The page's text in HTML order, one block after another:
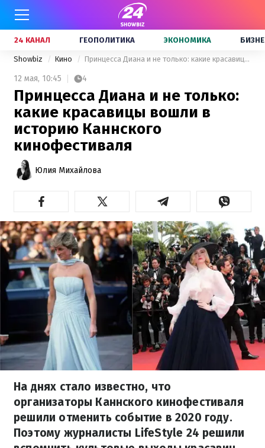
24 КАНАЛ ГЕОПОЛИТИКА ЭКОНОМИКА
Showbiz Кино Принцесса Диана и не только: какие красавицы вошли в историю Каннского кинофестиваля
12 мая, 10:45 4
Принцесса Диана и не только:
какие красавицы вошли в
историю Каннского
кинофестиваля
Юлия Михайлова
На днях стало известно, что
организаторы Каннского кинофестиваля
решили отменить событие в 2020 году.
Поэтому журналисты LifeStyle 24 решили